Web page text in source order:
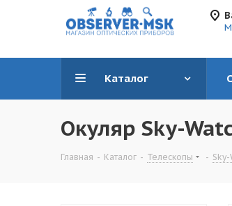
Каталог
Окуляр Sky-
Главная - Каталог - Телескопы -